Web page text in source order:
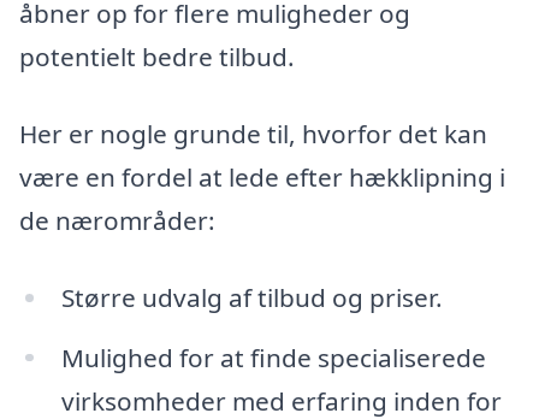
åbner op for flere muligheder og
potentielt bedre tilbud.
Her er nogle grunde til, hvorfor det kan
være en fordel at lede efter hækklipning i
de nærområder:
Større udvalg af tilbud og priser.
Mulighed for at finde specialiserede
virksomheder med erfaring inden for